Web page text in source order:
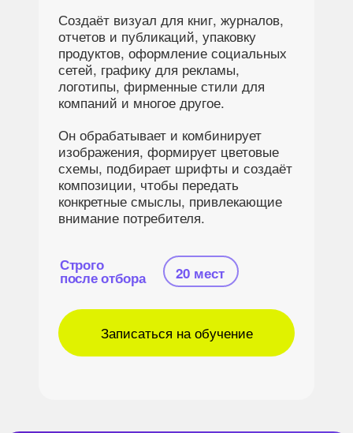
Создаёт визуал для книг, журналов,
отчетов и публикаций, упаковку
продуктов, оформление социальных
сетей, графику для рекламы,
логотипы, фирменные стили для
компаний и многое другое.
Он обрабатывает и комбинирует
изображения, формирует цветовые
схемы, подбирает шрифты и создаёт
композиции, чтобы передать
конкретные смыслы, привлекающие
внимание потребителя.
20 мест
Строго
после отбора
Записаться на обучение